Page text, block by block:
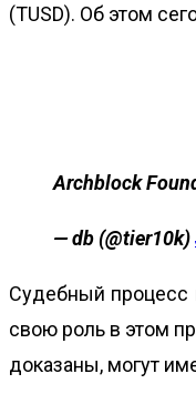
(TUSD). Об этом
Archblock
— db (@tier10k)
Судебный процесс
свою роль в этом
доказаны, могут